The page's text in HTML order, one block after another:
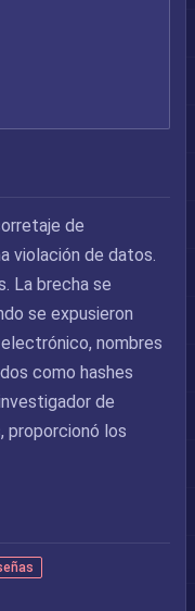
de
violación de datos.
La brecha se
se expusieron
nombres
como hashes
de
proporcionó los